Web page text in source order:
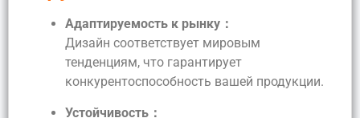
Адаптируемость к рынку：
Дизайн соответствует мировым
тенденциям, что гарантирует
конкурентоспособность вашей продукции.
Устойчивость：